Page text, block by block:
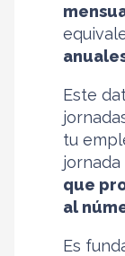
Este
tu
que
al
Es